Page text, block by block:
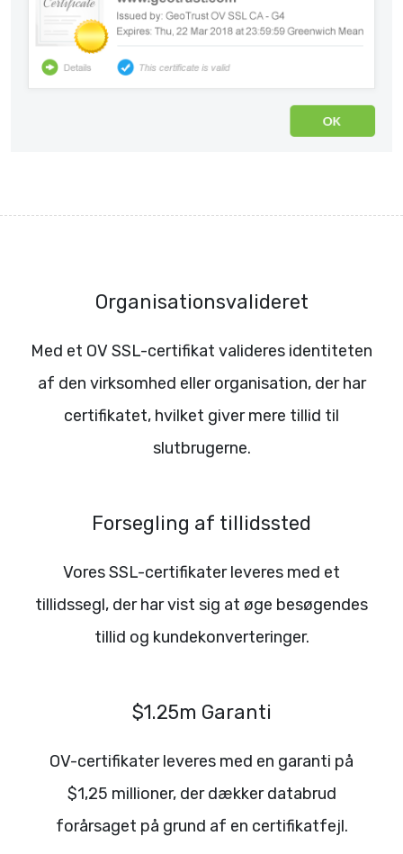
Organisationsvalideret
Med et OV SSL-certifikat valideres identiteten
af den virksomhed eller organisation, der har
certifikatet, hvilket giver mere tillid til
slutbrugerne.
Forsegling af tillidssted
Vores SSL-certifikater leveres med et
tillidssegl, der har vist sig at øge besøgendes
tillid og kundekonverteringer.
$1.25m Garanti
OV-certifikater leveres med en garanti på
$1,25 millioner, der dækker databrud
forårsaget på grund af en certifikatfejl.